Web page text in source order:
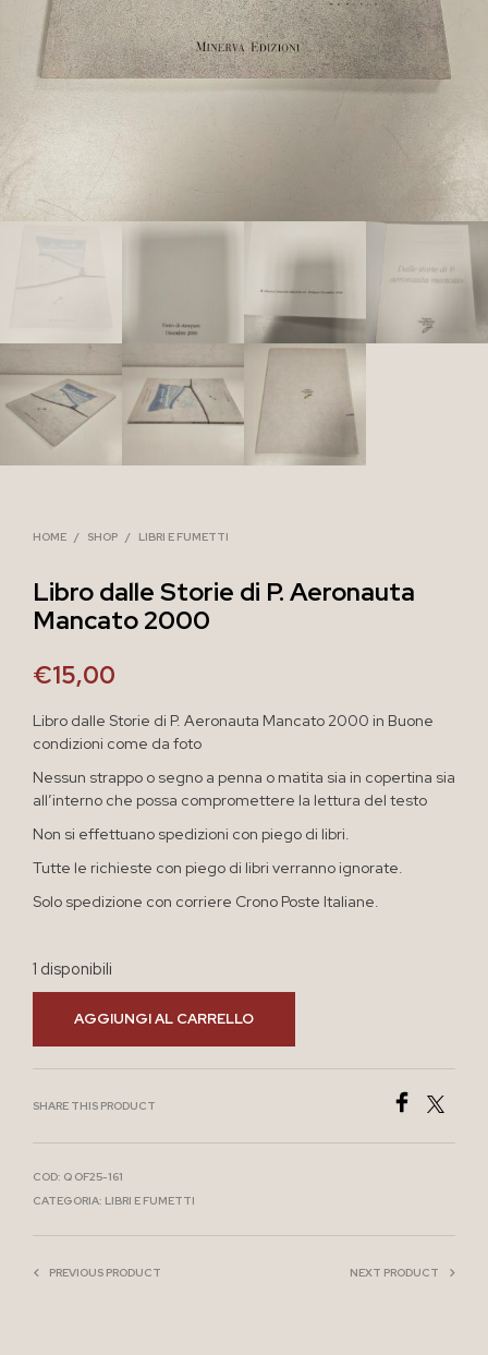
HOME / SHOP / LIBRI E FUMETTI
Libro dalle Storie di P. Aeronauta
Mancato 2000
€15,00
Libro dalle Storie di P. Aeronauta Mancato 2000 in Buone
condizioni come da foto
Nessun strappo o segno a penna o matita sia in copertina sia
all’interno che possa compromettere la lettura del testo
Non si effettuano spedizioni con piego di libri.
Tutte le richieste con piego di libri verranno ignorate.
Solo spedizione con corriere Crono Poste Italiane.
1 disponibili
AGGIUNGI AL CARRELLO
SHARE THIS PRODUCT
COD: Q OF25-161
CATEGORIA: LIBRI E FUMETTI
PREVIOUS PRODUCT NEXT PRODUCT